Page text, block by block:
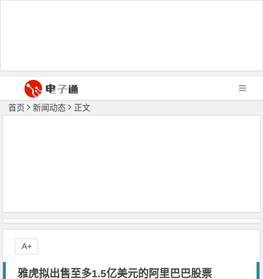
首页 新闻动态 正文
雅虎拟出售至多1.5亿美元的阿里巴巴股票
A+